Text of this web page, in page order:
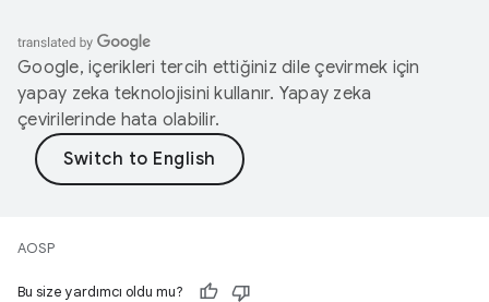
Google, içerikleri tercih ettiğiniz dile çevirmek için
yapay zeka teknolojisini kullanır. Yapay zeka
çevirilerinde hata olabilir.
AOSP
Bu size yardımcı oldu mu?